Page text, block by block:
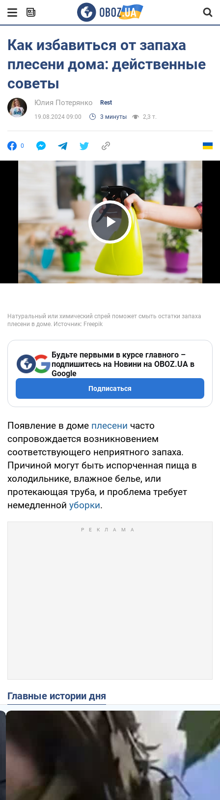
Как избавиться от запаха
плесени дома: действенные
советы
Юлия Потерянко Rest
19.08.2024 09:00 3 минуты 2,3 т.
0
Play Video
Будьте первыми в курсе главного –
подпишитесь на Новини на OBOZ.UA в
Google
Подписаться
Появление в доме плесени часто
сопровождается возникновением
соответствующего неприятного запаха.
Причиной могут быть испорченная пища в
холодильнике, влажное белье, или
протекающая труба, и проблема требует
немедленной уборки.
Главные истории дня